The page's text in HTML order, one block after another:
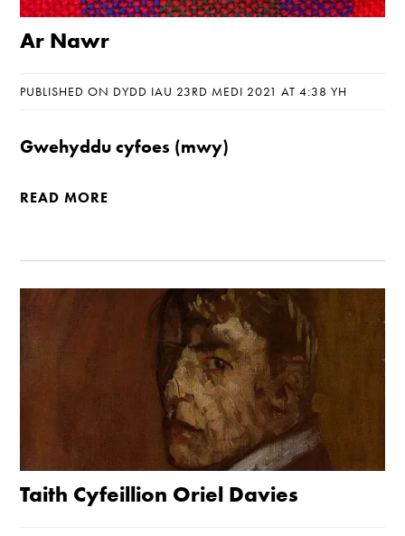
Ar Nawr
PUBLISHED ON DYDD IAU 23RD MEDI 2021 AT 4:38 YH
Gwehyddu cyfoes (mwy)
READ MORE
Taith Cyfeillion Oriel Davies